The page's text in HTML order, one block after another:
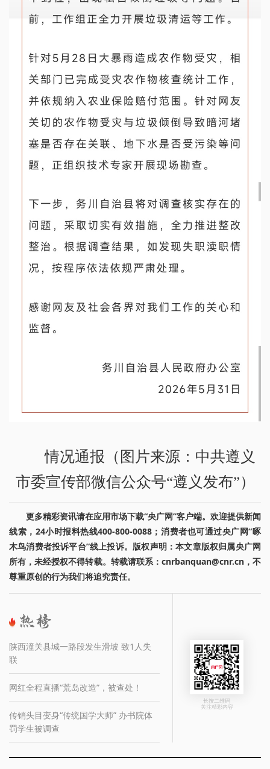
情况通报（图片来源：中共遵义
市委宣传部微信公众号“遵义发布”）
更多精彩资讯请在应用市场下载“央广网”客户端。欢迎提供新闻
线索，24小时报料热线400-800-0088；消费者也可通过央广网“啄
木鸟消费者投诉平台”线上投诉。版权声明：本文章版权归属央广网
所有，未经授权不得转载。转载请联系：cnrbanquan@cnr.cn，不
尊重原创的行为我们将追究责任。
陕西潼关县城一路段发生滑坡 致1人失
联
网红全程直播“荒岛改造”，被查处！
传销头目变身“传统国学大师” 办书院体
罚学生被调查
长按二维码
关注精彩内容